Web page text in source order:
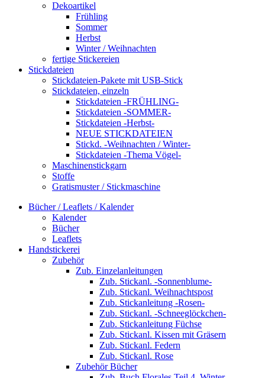
Dekoartikel
Frühling
Sommer
Herbst
Winter / Weihnachten
fertige Stickereien
Stickdateien
Stickdateien-Pakete mit USB-Stick
Stickdateien, einzeln
Stickdateien -FRÜHLING-
Stickdateien -SOMMER-
Stickdateien -Herbst-
NEUE STICKDATEIEN
Stickd. -Weihnachten / Winter-
Stickdateien -Thema Vögel-
Maschinenstickgarn
Stoffe
Gratismuster / Stickmaschine
Bücher / Leaflets / Kalender
Kalender
Bücher
Leaflets
Handstickerei
Zubehör
Zub. Einzelanleitungen
Zub. Stickanl. -Sonnenblume-
Zub. Stickanl. Weihnachtspost
Zub. Stickanleitung -Rosen-
Zub. Stickanl. -Schneeglöckchen-
Zub. Stickanleitung Füchse
Zub. Stickanl. Kissen mit Gräsern
Zub. Stickanl. Federn
Zub. Stickanl. Rose
Zubehör Bücher